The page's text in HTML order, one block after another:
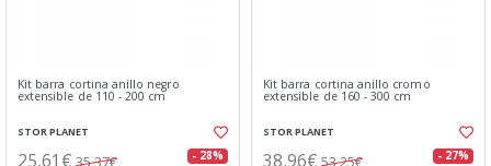
Kit barra cortina anillo negro
extensible de 110 - 200 cm
STOR PLANET
25,61€ 35,37€ - 28%
Kit barra cortina anillo cromo
extensible de 160 - 300 cm
STOR PLANET
38,96€ 53,25€ - 27%